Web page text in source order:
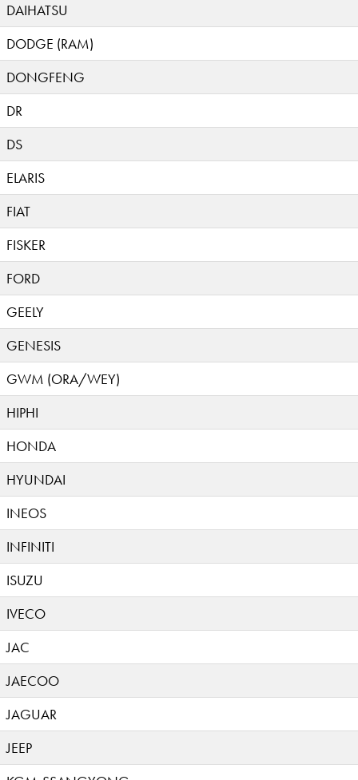
DAIHATSU
DODGE (RAM)
DONGFENG
DR
DS
ELARIS
FIAT
FISKER
FORD
GEELY
GENESIS
GWM (ORA/WEY)
HIPHI
HONDA
HYUNDAI
INEOS
INFINITI
ISUZU
IVECO
JAC
JAECOO
JAGUAR
JEEP